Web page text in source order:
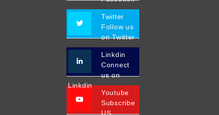
Twitter
Follow us
on Twitter
Linkdin
Connect
us on
Linkdin
Youtube
Subscribe
US